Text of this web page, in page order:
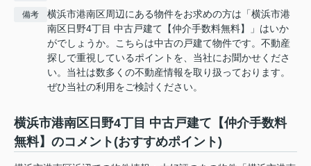
備考
横浜市港南区周辺にある物件をお求めの方は「横浜市港
南区日野4丁目 中古戸建て【仲介手数料無料】」はいか
がでしょうか。こちらは中古の戸建て物件です。不動産
探しで重視しているポイントを、当社にお聞かせくださ
い。当社は数多くの不動産情報を取り扱っております。
ぜひ当社の利用をご検討ください。
横浜市港南区日野4丁目 中古戸建て【仲介手数料
無料】のコメント(おすすめポイント)